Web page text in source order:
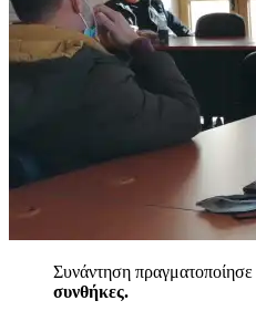
Συνάντηση
συνθήκες.